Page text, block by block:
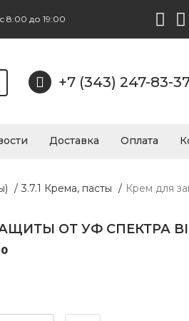
8:00 до 19:00
+7 (343) 247-83-
Доставка Оплата
/ 3.7.1 Крема, пасты / Крем для
ОТ УФ СПЕКТРА